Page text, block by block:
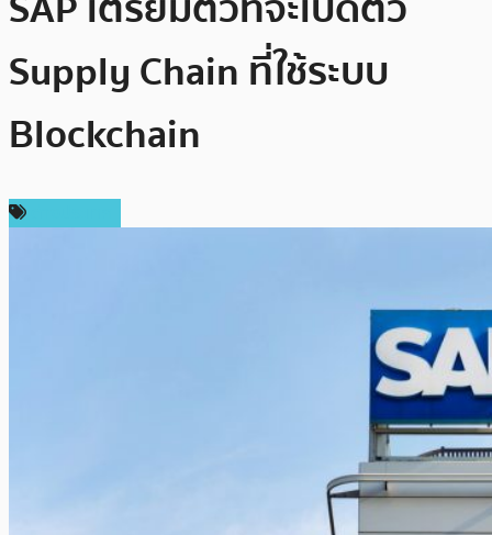
Supply Chain ที่ใช้ระบบ
Blockchain